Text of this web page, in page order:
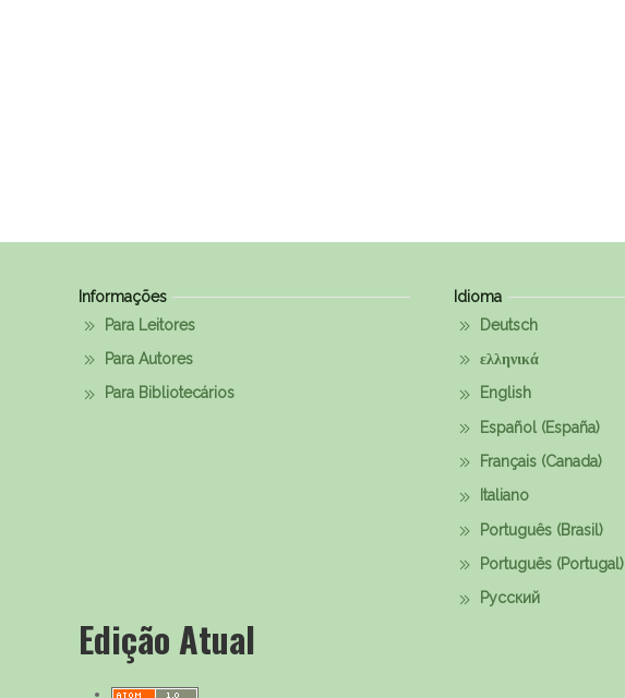
Informações
Para Leitores
Para Autores
Para Bibliotecários
Idioma
Deutsch
ελληνικά
English
Español (España)
Français (Canada)
Italiano
Português (Brasil)
Português (Portugal)
Русский
Edição Atual